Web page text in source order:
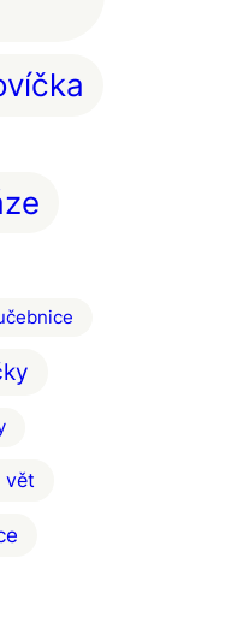
vět